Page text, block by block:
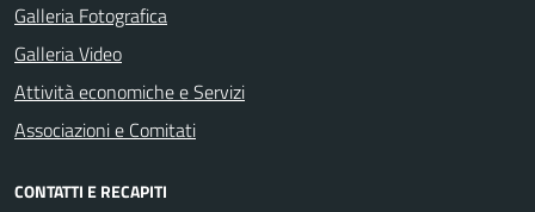
Galleria Fotografica
Galleria Video
Attività economiche e Servizi
Associazioni e Comitati
CONTATTI E RECAPITI